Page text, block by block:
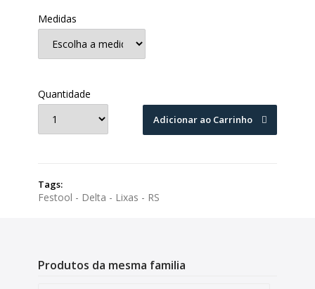
Medidas
Quantidade
Adicionar ao Carrinho
Tags:
Festool - Delta - Lixas - RS
Produtos da mesma familia